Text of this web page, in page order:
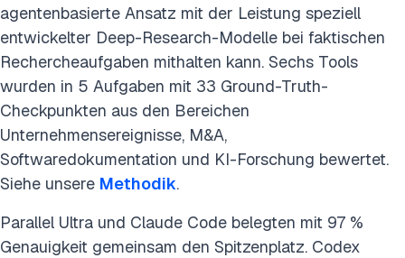
agentenbasierte Ansatz mit der Leistung speziell
entwickelter Deep-Research-Modelle bei faktischen
Rechercheaufgaben mithalten kann. Sechs Tools
wurden in 5 Aufgaben mit 33 Ground-Truth-
Checkpunkten aus den Bereichen
Unternehmensereignisse, M&A,
Softwaredokumentation und KI-Forschung bewertet.
Siehe unsere Methodik.
Parallel Ultra und Claude Code belegten mit 97 %
Genauigkeit gemeinsam den Spitzenplatz. Codex